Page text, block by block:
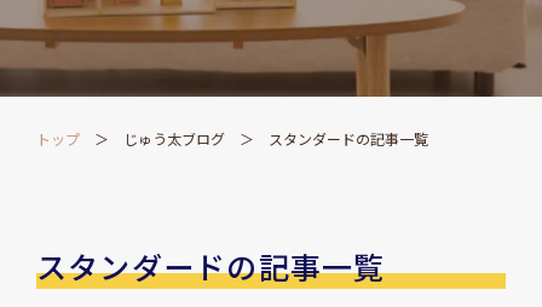
トップ じゅう太ブログ スタンダードの記事一覧
スタンダードの記事一覧